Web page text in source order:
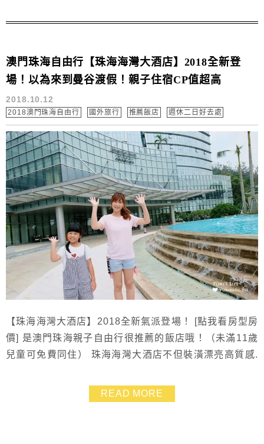
及健身房~...
澳門珠海自由行【珠海海灣大酒店】2018全新登
場！以為來到曼谷渡假！親子住宿CP值超高
2018.10.12
2018澳門珠海自由行 國外旅行 推薦飯店 週休二日好去處
【珠海海灣大酒店】2018全新氣派登場！ [點我看房型房
價] 是澳門珠海親子自由行很推薦的飯店哦！（未滿11歲
兒童可免費同住） 珠海海灣大酒店不但裝潢漂亮高質感.
餐廳等通通都有.並提供24小時的美食送餐服務 對親子族
群來說真的是很方便.重點是價格平實.高CP值 而且呀.珠
READ MORE